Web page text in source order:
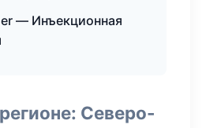
— Инъекционная
Северо-